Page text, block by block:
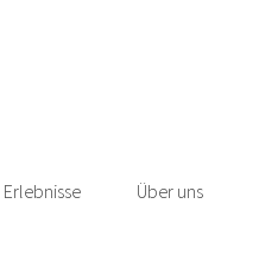
Erlebnisse Über uns